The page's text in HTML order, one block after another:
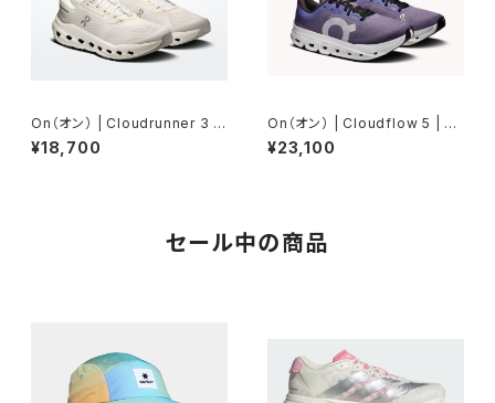
On（オン） | Cloudrunner 3 |
White/Glacier | Men
¥18,700
On（オン） | Cloudflow 5 | Ju
niper/Ice | Women
¥23,100
セール中の商品